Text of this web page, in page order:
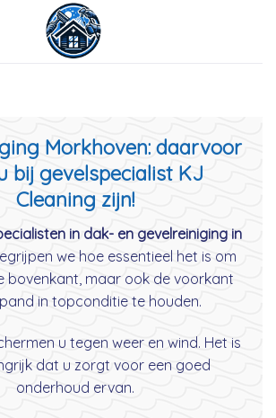
Morkhoven: daarvoor
bij gevelspecialist KJ
Cleaning zijn!
in dak- en gevelreiniging in
we hoe essentieel het is om
bovenkant, maar ook de voorkant
in topconditie te houden.
u tegen weer en wind. Het is
dat u zorgt voor een goed
onderhoud ervan.